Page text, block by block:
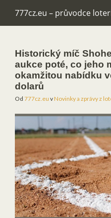
777cz.eu – průvodce
Historický míč
aukce poté, co jeho
okamžitou nabídku
dolarů
Od 777cz.eu vNovinky a zprávy z